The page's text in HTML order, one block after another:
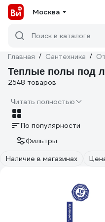
Москва
Поиск в каталоге
Главная / Сантехника /
Теплые полы под
2548 товаров
Читать полностью
По популярности
Фильтры
Наличие в магазинах